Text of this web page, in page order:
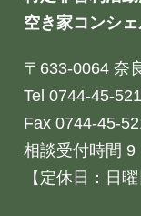
空き家コンシ
〒633-0064 奈
Tel 0744-45-
Fax 0744-45-
相談受付時間 9
【定休日：日